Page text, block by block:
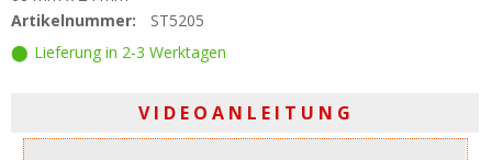
Artikelnummer:
ST5205
Lieferung in 2-3 Werktagen
V I D E O A N L E I T U N G